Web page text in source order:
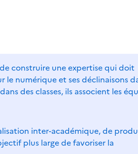
construire une expertise qui doit
numérique et ses déclinaisons
des classes, ils associent les
inter-académique, de
plus large de favoriser la